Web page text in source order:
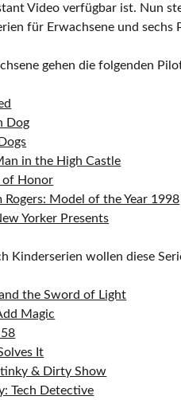
Video verfügbar ist. Nun
für Erwachsene und
gehen die folgenden
Dog
in the High Castle
of Honor
Rogers: Model of the Year 1998
Yorker Presents
Kinderserien wollen diese
the Sword of Light
Magic
It
& Dirty Show
Tech Detective